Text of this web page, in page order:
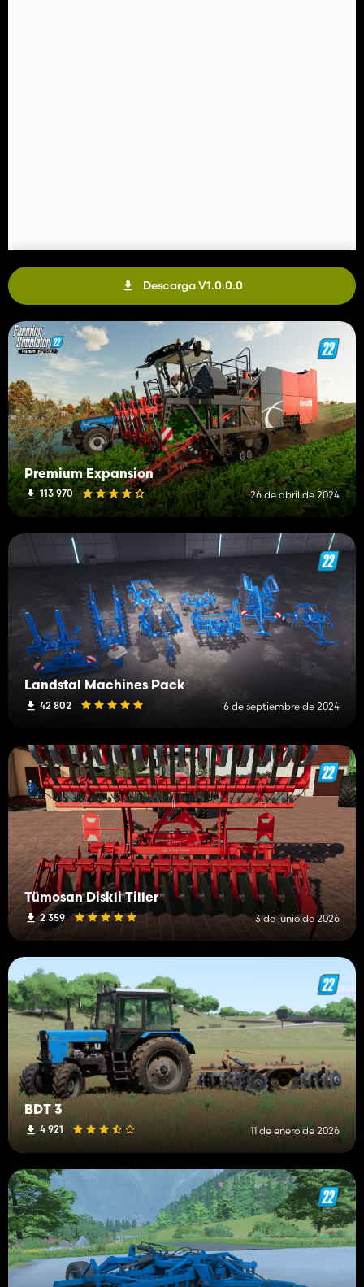
Descarga V1.0.0.0
Premium Expansion
113 970 26 de abril de 2024
Landstal Machines Pack
42 802 6 de septiembre de 2024
Tümosan Diskli Tiller
2 359 3 de junio de 2026
BDT 3
4 921 11 de enero de 2026